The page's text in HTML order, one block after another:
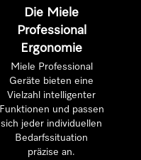
Die Miele
Professional
Ergonomie
Miele Professional
Geräte bieten eine
Vielzahl intelligenter
Funktionen und passen
sich jeder individuellen
Bedarfssituation
präzise an.